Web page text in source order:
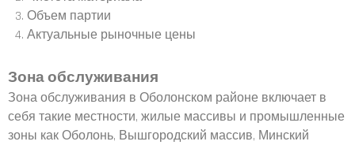
Объем партии
Актуальные рыночные цены
Зона обслуживания
Зона обслуживания в Оболонском районе включает в
себя такие местности, жилые массивы и промышленные
зоны как Оболонь, Вышгородский массив, Минский